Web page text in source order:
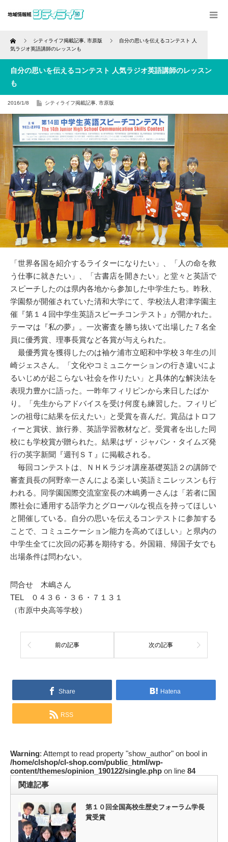
Home シティライフ掲載記事 市原版
自分の思いを伝えるコンテスト 人
気ラジオ英語講師のレッスンも
自分の思いを伝えるコンテスト 人気ラジオ英語講師のレッスン
も
2016/1/8 シティライフ掲載記事 市原版
「世界各国を紹介するライターになりたい」、「人の命を救
う仕事に就きたい」、「古書店を開きたい」と堂々と英語で
スピーチしたのは県内各地から参加した中学生たち。昨秋、
学園祭が開催されていた清和大学にて、学校法人君津学園主
催『第１４回中学生英語スピーチコンテスト』が開かれた。
テーマは『私の夢』。一次審査を勝ち抜いて出場した７名全
員に優秀賞、理事長賞など各賞が与えられた。
最優秀賞を獲得したのは袖ケ浦市立昭和中学校３年生の川
崎ジェスさん。「文化やコミュニケーションの行き違いによ
るいじめが起こらない社会を作りたい」と具体的な解決法を
表現力豊かに語った。一昨年フィリピンから来日したばか
り。「先生からアドバイスを受け何度も練習した。フィリピ
ンの祖母に結果を伝えたい」と受賞を喜んだ。賞品はトロフ
ィーと賞状、旅行券、英語学習教材など。受賞者を出した同
校にも学校賞が贈られた。結果はザ・ジャパン・タイムズ発
行の英字新聞『週刊ＳＴ』に掲載される。
毎回コンテストは、ＮＨＫラジオ講座基礎英語２の講師で
審査員長の阿野幸一さんによる楽しい英語ミニレッスンも行
われる。同学園国際交流室室長の木嶋勇一さんは「若者に国
際社会に通用する語学力とグローバルな視点を持ってほしい
と開催している。自分の思いを伝えるコンテストに参加する
ことで、コミュニケーション能力を高めてほしい」と県内の
中学生全てに次回の応募を期待する。外国籍、帰国子女でも
出場条件は問わない。
問合せ 木嶋さん
TEL ０４３６・３６・７１３１
（市原中央高等学校）
前の記事 次の記事
Share Hatena
RSS
Warning: Attempt to read property "show_author" on bool in
/home/clshop/cl-shop.com/public_html/wp-
content/themes/opinion_190122/single.php on line 84
関連記事
第１０回全国高校生歴史フォーラム学長
賞受賞